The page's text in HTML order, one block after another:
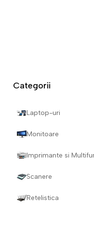
Categorii
Laptop-uri
Monitoare
Imprimante si
Scanere
Retelistica